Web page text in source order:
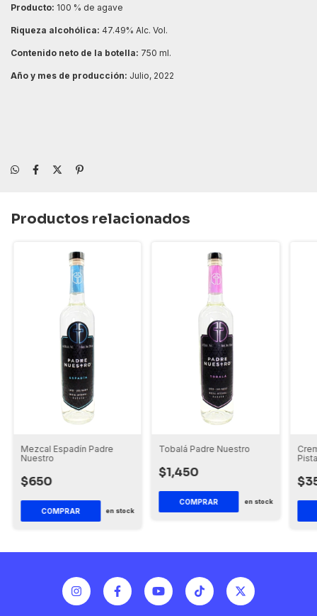
Producto: 100 % de agave
Riqueza alcohólica: 47.49% Alc. Vol.
Contenido neto de la botella: 750 ml.
Año y mes de producción: Julio, 2022
Productos relacionados
Mezcal Espadín Padre
Nuestro
$650
en stock
Tobalá Padre Nuestro
$1,450
en stock